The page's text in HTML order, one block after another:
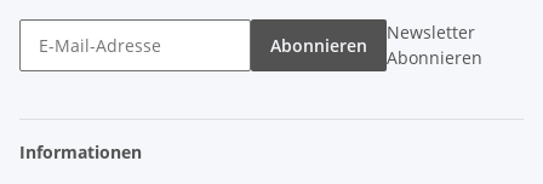
Abonnieren
Newsletter
Abonnieren
Informationen